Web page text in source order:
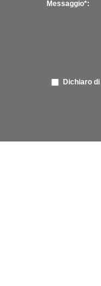
Messaggio*:
Dichiaro